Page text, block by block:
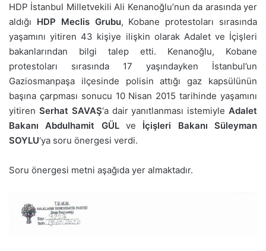
HDP İstanbul Milletvekili Ali Kenanoğlu’nun da arasında yer
aldığı HDP Meclis Grubu, Kobane protestoları sırasında
yaşamını yitiren 43 kişiye ilişkin olarak Adalet ve İçişleri
bakanlarından bilgi talep etti. Kenanoğlu, Kobane
protestoları sırasında 17 yaşındayken İstanbul’un
Gaziosmanpaşa ilçesinde polisin attığı gaz kapsülünün
başına çarpması sonucu 10 Nisan 2015 tarihinde yaşamını
yitiren Serhat SAVAŞ‘a dair yanıtlanması istemiyleAdalet
Bakanı Abdulhamit GÜLve İçişleri Bakanı Süleyman
SOYLU‘ya soru önergesi verdi.
Soru önergesi metni aşağıda yer almaktadır.